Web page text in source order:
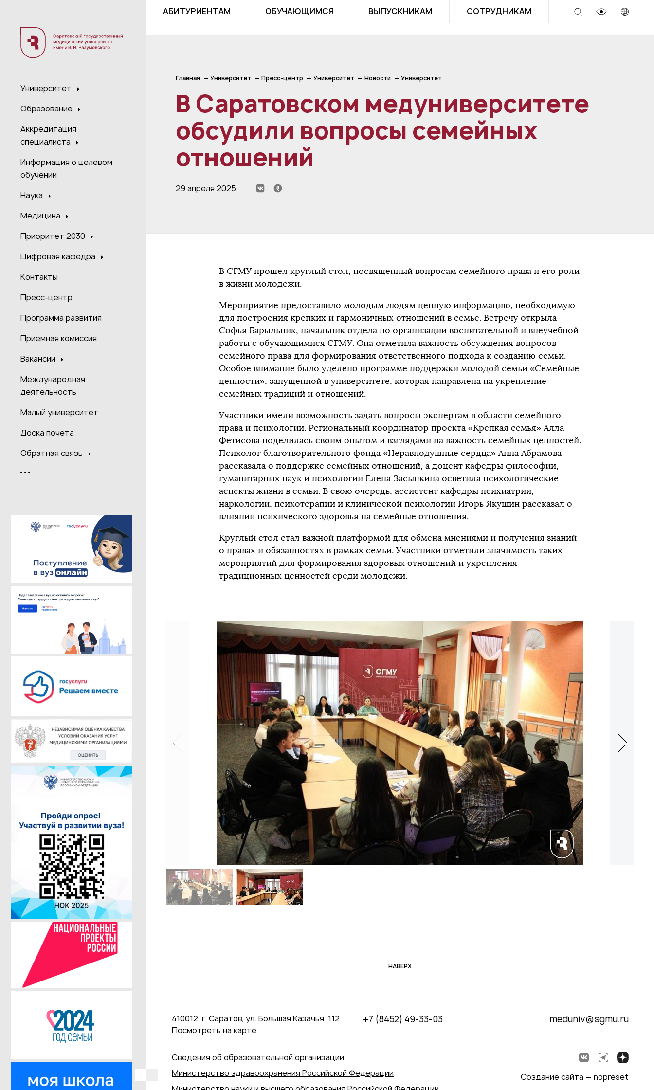
Университет
Образование
Аккредитация
специалиста
Информация о целевом
обучении
Наука
Медицина
Приоритет 2030
Цифровая кафедра
Контакты
Пресс-центр
Программа развития
Приемная комиссия
Вакансии
Международная
деятельность
Малый университет
Доска почета
Обратная связь
АБИТУРИЕНТАМ ОБУЧАЮЩИМСЯ ВЫПУСКНИКАМ СОТРУДНИКАМ
Главная Университет Пресс-центр Университет Новости Университет
В Саратовском медуниверситете
обсудили вопросы семейных
отношений
29 апреля 2025
В СГМУ прошел круглый стол, посвященный вопросам семейного права и его роли
в жизни молодежи.
Мероприятие предоставило молодым людям ценную информацию, необходимую
для построения крепких и гармоничных отношений в семье. Встречу открыла
Софья Барыльник, начальник отдела по организации воспитательной и внеучебной
работы с обучающимися СГМУ. Она отметила важность обсуждения вопросов
семейного права для формирования ответственного подхода к созданию семьи.
Особое внимание было уделено программе поддержки молодой семьи «Семейные
ценности», запущенной в университете, которая направлена на укрепление
семейных традиций и отношений.
Участники имели возможность задать вопросы экспертам в области семейного
права и психологии. Региональный координатор проекта «Крепкая семья» Алла
Фетисова поделилась своим опытом и взглядами на важность семейных ценностей.
Психолог благотворительного фонда «Неравнодушные сердца» Анна Абрамова
рассказала о поддержке семейных отношений, а доцент кафедры философии,
гуманитарных наук и психологии Елена Засыпкина осветила психологические
аспекты жизни в семьи. В свою очередь, ассистент кафедры психиатрии,
наркологии, психотерапии и клинической психологии Игорь Якушин рассказал о
влиянии психического здоровья на семейные отношения.
Круглый стол стал важной платформой для обмена мнениями и получения знаний
о правах и обязанностях в рамках семьи. Участники отметили значимость таких
мероприятий для формирования здоровых отношений и укрепления
традиционных ценностей среди молодежи.
НАВЕРХ
410012, г. Саратов, ул. Большая Казачья, 112
Посмотреть на карте
+7 (8452) 49-33-03 meduniv@sgmu.ru
Сведения об образовательной организации
Министерство здравоохранения Российской Федерации
Создание сайта — nopreset